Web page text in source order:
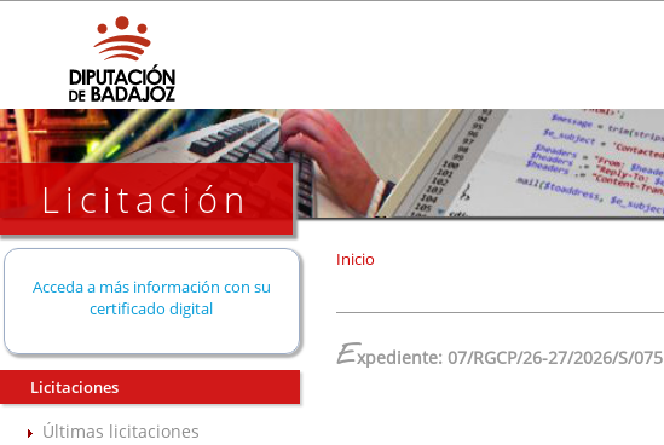
Licitación
Acceda a más información con su
certificado digital
Licitaciones
Últimas licitaciones
Inicio
Expediente: 07/RGCP/26-27/2026/S/075